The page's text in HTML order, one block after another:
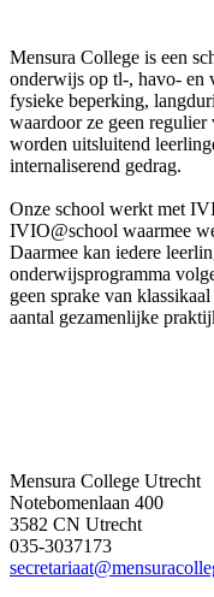
Mensura College is een
onderwijs op tl-, havo- en
fysieke beperking,
waardoor ze geen
worden uitsluitend
internaliserend gedrag.
Onze school werkt met
IVIO@school waarmee
Daarmee kan iedere
onderwijsprogramma
geen sprake van
aantal gezamenlijke
Mensura College Utrecht
Notebomenlaan 400
3582 CN Utrecht
035-3037173